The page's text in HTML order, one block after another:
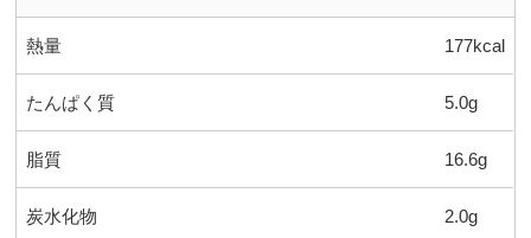
熱量 177kcal
たんぱく質 5.0g
脂質 16.6g
炭水化物 2.0g